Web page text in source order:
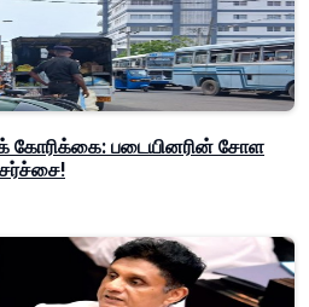
கோரிக்கை: படையினரின் சோள
சர்ச்சை!